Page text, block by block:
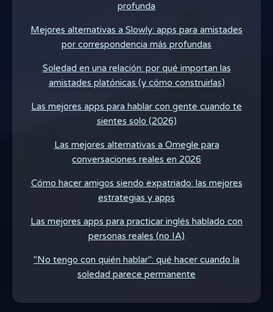
profunda
Mejores alternativas a Slowly: apps para amistades
por correspondencia más profundas
Soledad en una relación: por qué importan las
amistades platónicas (y cómo construirlas)
Las mejores apps para hablar con gente cuando te
sientes solo (2026)
Las mejores alternativas a Omegle para
conversaciones reales en 2026
Cómo hacer amigos siendo expatriado: las mejores
estrategias y apps
Las mejores apps para practicar inglés hablado con
personas reales (no IA)
"No tengo con quién hablar": qué hacer cuando la
soledad parece permanente